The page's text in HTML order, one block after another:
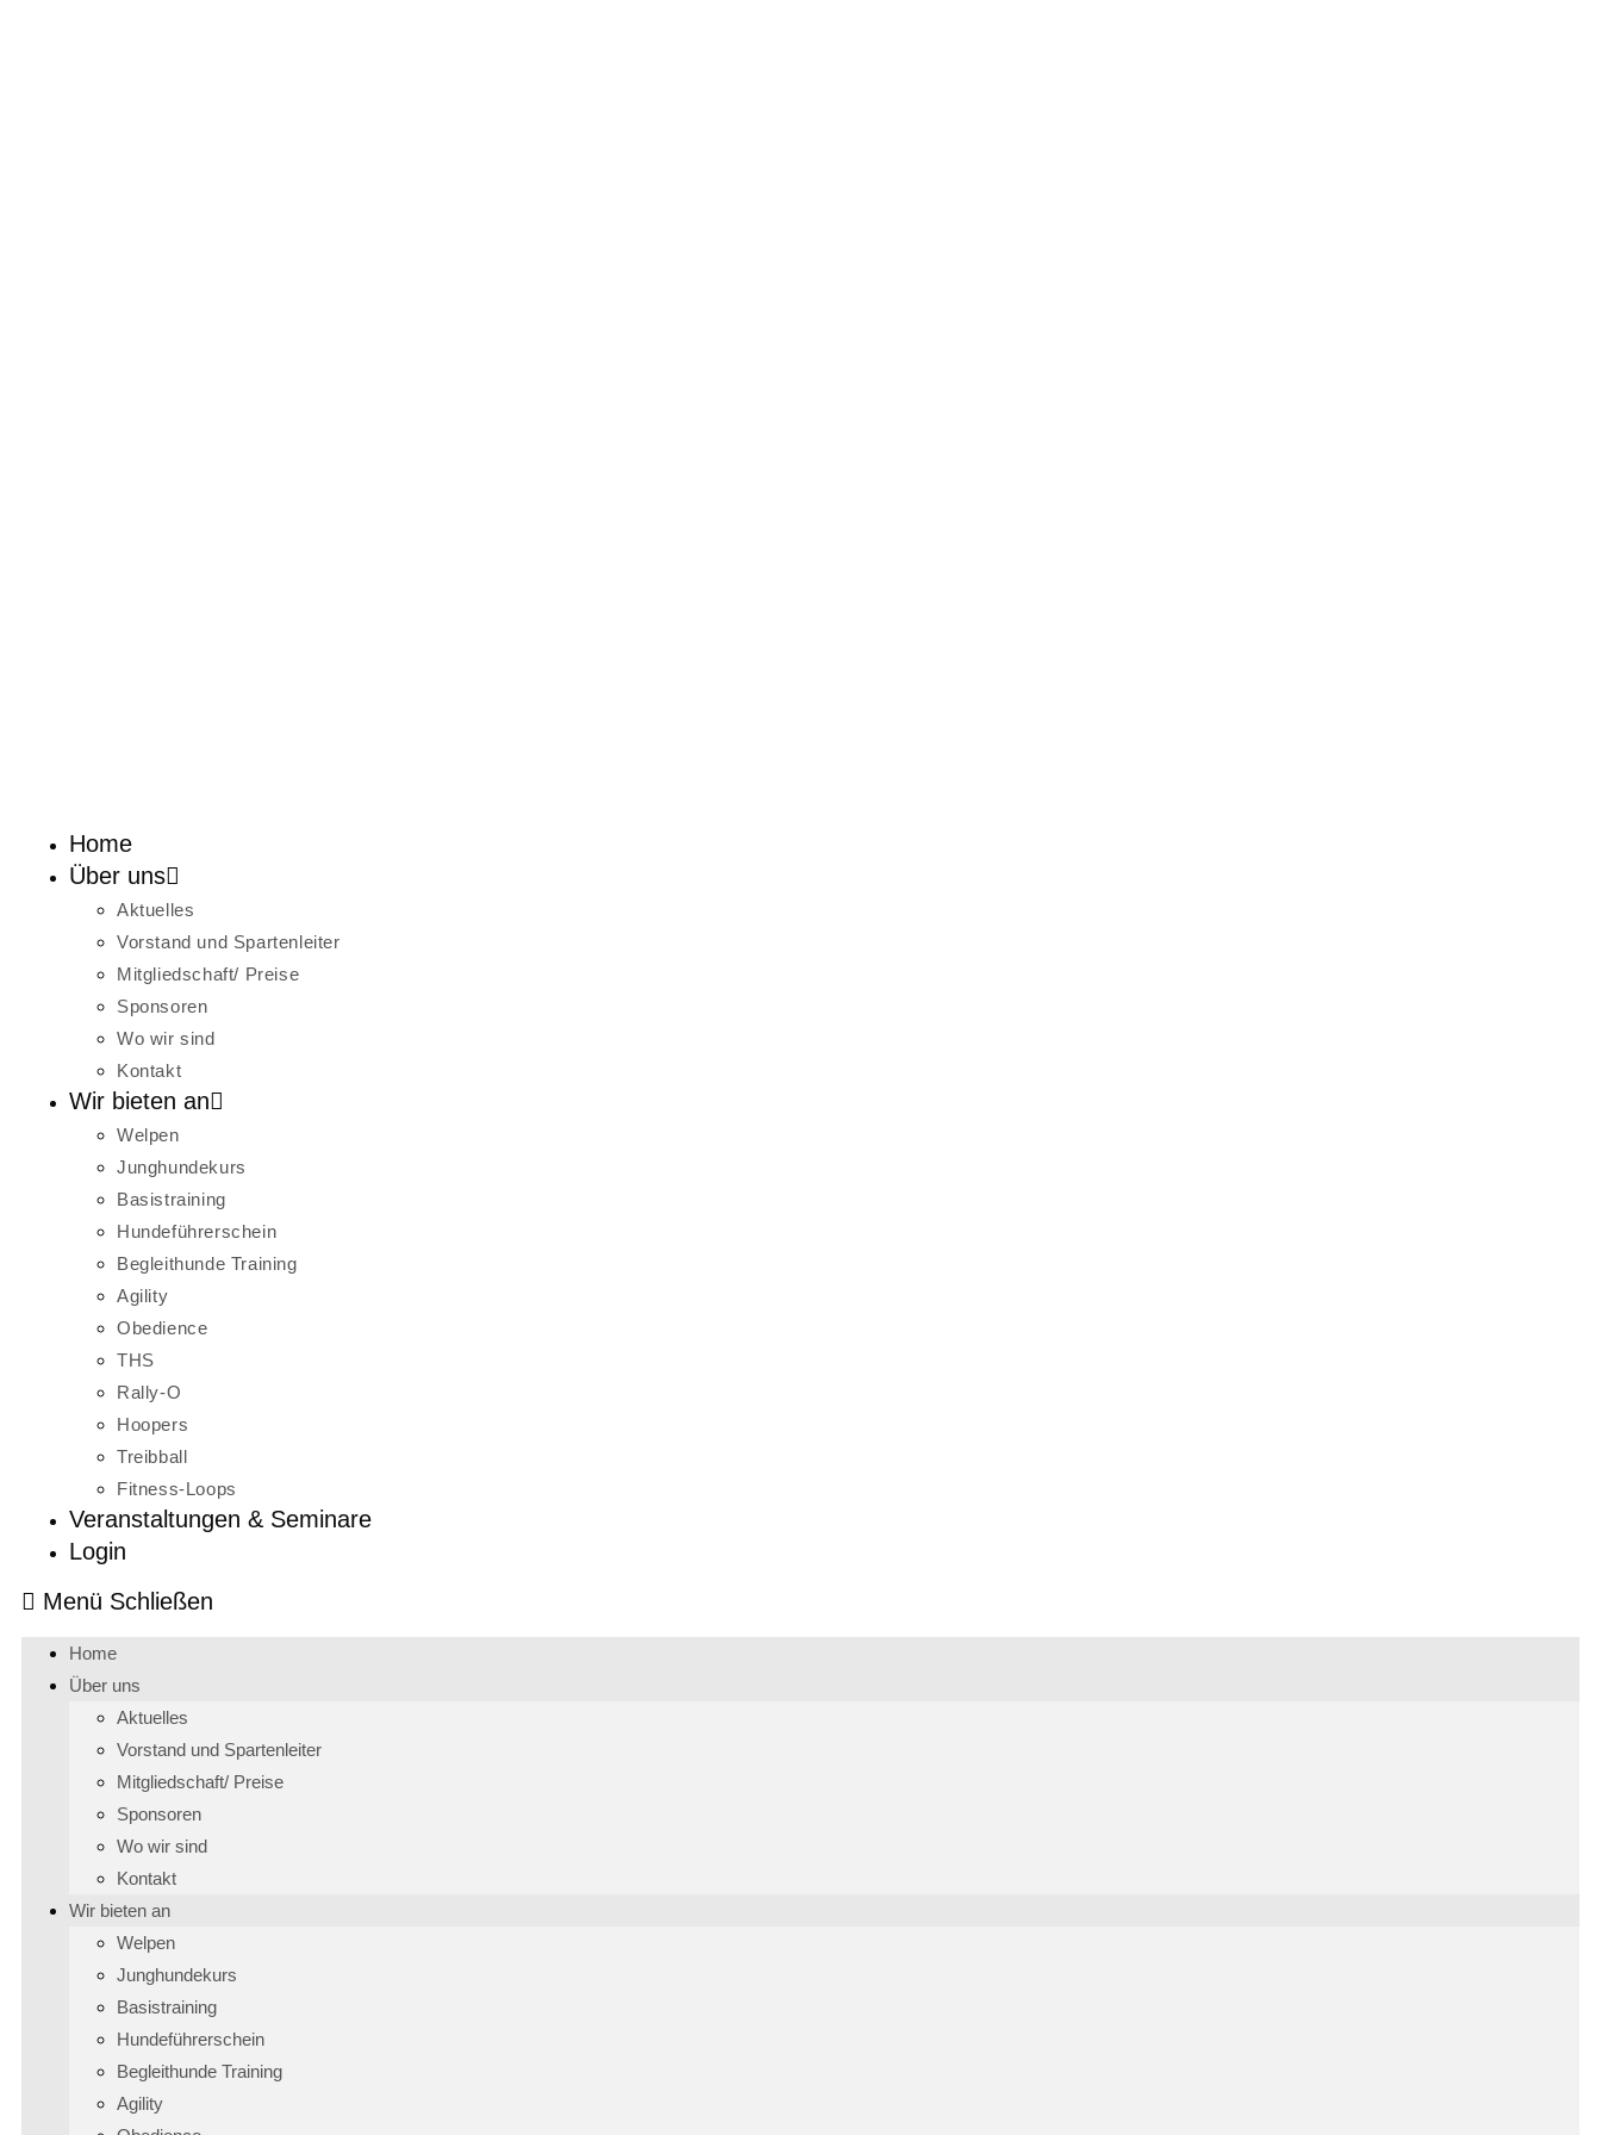
Home
Über uns
Aktuelles
Vorstand und Spartenleiter
Mitgliedschaft/ Preise
Sponsoren
Wo wir sind
Kontakt
Wir bieten an
Welpen
Junghundekurs
Basistraining
Hundeführerschein
Begleithunde Training
Agility
Obedience
THS
Rally-O
Hoopers
Treibball
Fitness-Loops
Veranstaltungen & Seminare
Login
Menü Schließen
Home
Über uns
Aktuelles
Vorstand und Spartenleiter
Mitgliedschaft/ Preise
Sponsoren
Wo wir sind
Kontakt
Wir bieten an
Welpen
Junghundekurs
Basistraining
Hundeführerschein
Begleithunde Training
Agility